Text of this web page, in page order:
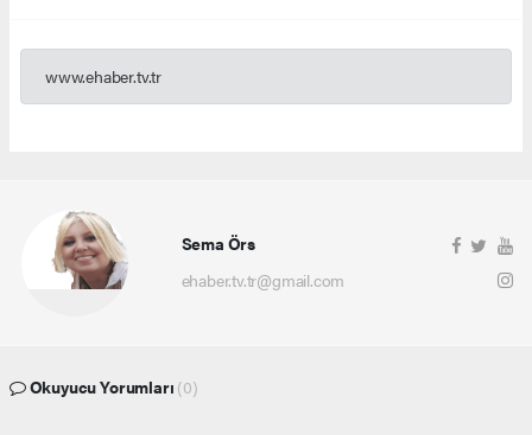
www.ehaber.tv.tr
Sema Örs
ehaber.tv.tr@gmail.com
Okuyucu Yorumları (0)